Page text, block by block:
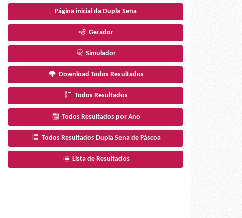
Página inicial da Dupla Sena
Gerador
Simulador
Download Todos Resultados
Todos Resultados
Todos Resultados por Ano
Todos Resultados Dupla Sena de Páscoa
Lista de Resultados